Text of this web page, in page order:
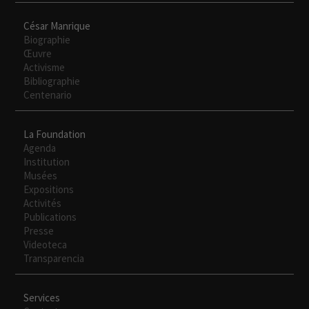
César Manrique
Biographie
Œuvre
Activisme
Bibliographie
Centenario
La Foundation
Agenda
Institution
Musées
Expositions
Activités
Publications
Presse
Videoteca
Transparencia
Services